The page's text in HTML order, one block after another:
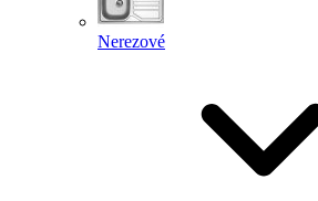
Nerezové